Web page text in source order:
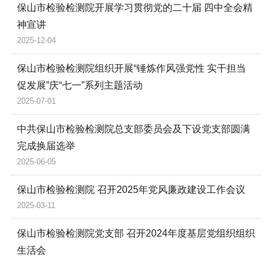
保山市检验检测院开展学习贯彻党的二十届 四中全会精
神宣讲
2025-12-04
保山市检验检测院组织开展“锤炼作风强党性 实干担当
促发展”庆“七一”系列主题活动
2025-07-01
中共保山市检验检测院总支部委员会及下设党支部圆满
完成换届选举
2025-06-05
保山市检验检测院 召开2025年党风廉政建设工作会议
2025-03-11
保山市检验检测院党支部 召开2024年度基层党组织组织
生活会